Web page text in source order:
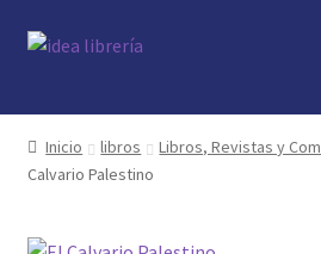
Ir
Ir
Inicio
contacto
libros
Inicio libros Libros, Revistas y
Calvario Palestino